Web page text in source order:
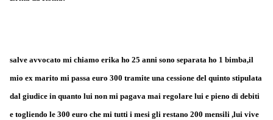
salve avvocato mi chiamo erika ho 25 anni sono separata ho 1 bimba,il
mio ex marito mi passa euro 300 tramite una cessione del quinto stipulata
dal giudice in quanto lui non mi pagava mai regolare lui e pieno di debiti
e togliendo le 300 euro che mi tutti i mesi gli restano 200 mensili ,lui vive